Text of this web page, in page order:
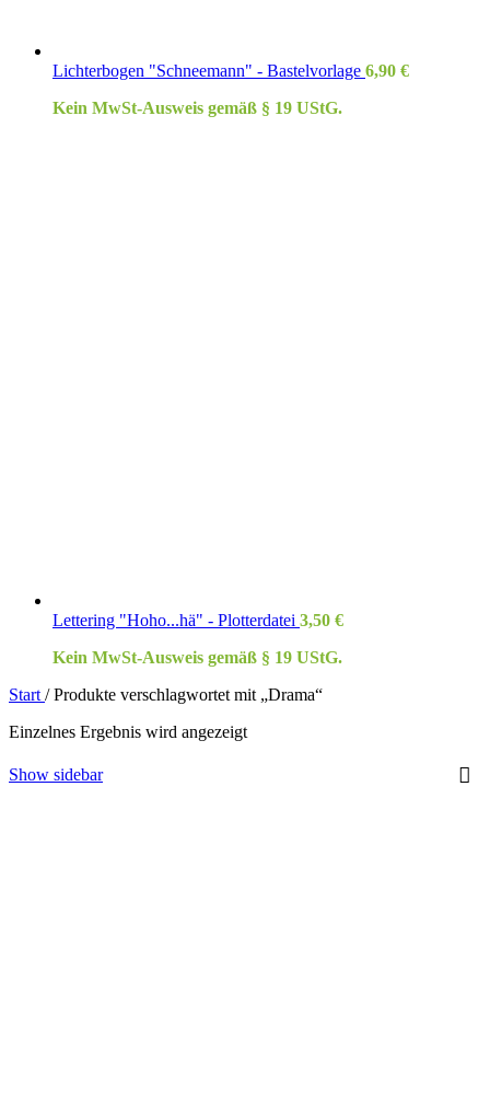
Lichterbogen "Schneemann" - Bastelvorlage 6,90 €
Kein MwSt-Ausweis gemäß § 19 UStG.
Lettering "Hoho...hä" - Plotterdatei 3,50 €
Kein MwSt-Ausweis gemäß § 19 UStG.
Start / Produkte verschlagwortet mit „Drama“
Einzelnes Ergebnis wird angezeigt
Show sidebar